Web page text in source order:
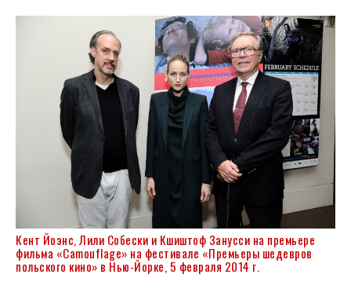
Кент Йоэнс, Лили Собески и Кшиштоф Занусси на премьере
фильма «Camouflage» на фестивале «Премьеры шедевров
польского кино» в Нью-Йорке, 5 февраля 2014 г.